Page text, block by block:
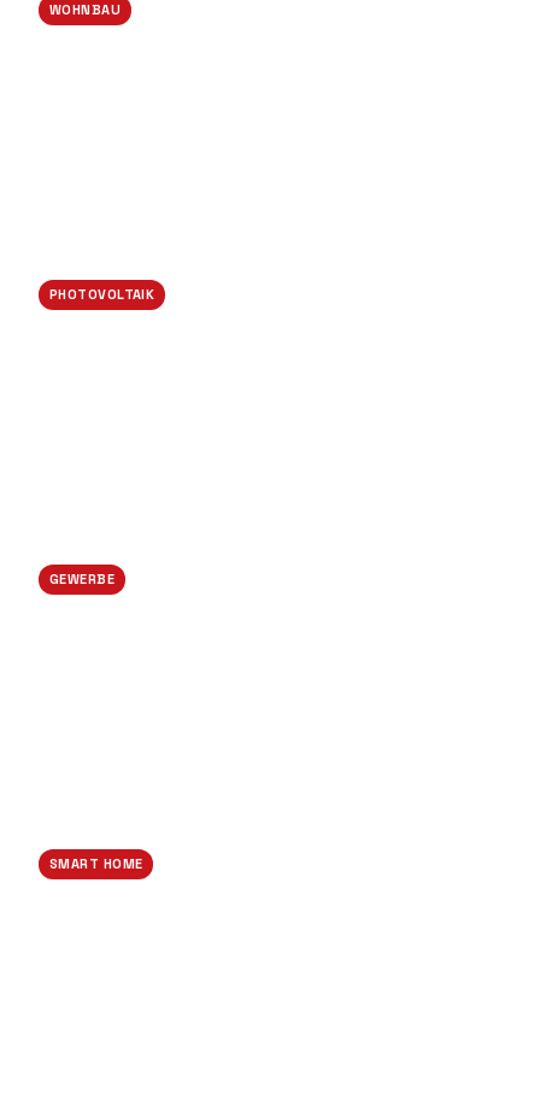
WOHNBAU
PHOTOVOLTAIK
GEWERBE
SMART HOME